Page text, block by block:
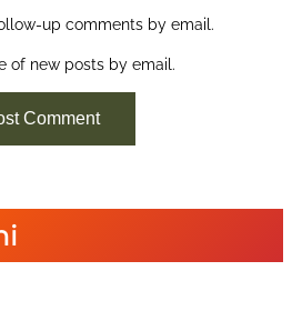
up comments by email.
of new posts by email.